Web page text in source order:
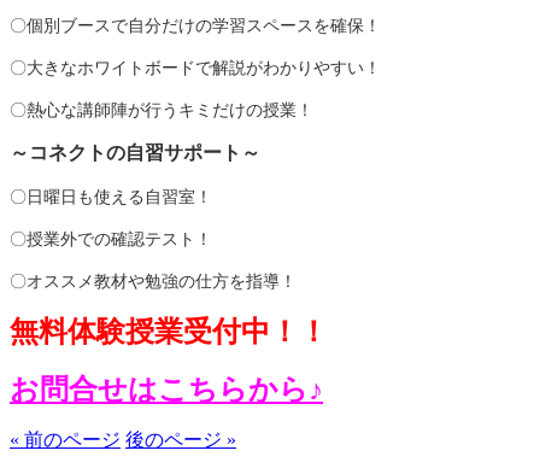
〇個別ブースで自分だけの学習スペースを確保！
〇大きなホワイトボードで解説がわかりやすい！
〇熱心な講師陣が行うキミだけの授業！
～コネクトの自習サポート～
〇日曜日も使える自習室！
〇授業外での確認テスト！
〇オススメ教材や勉強の仕方を指導！
無料体験授業受付中！！
お問合せはこちらから♪
« 前のページ 後のページ »